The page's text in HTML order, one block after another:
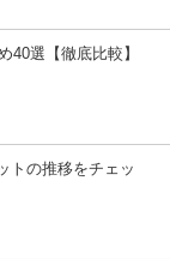
40選【徹底比較】
トの推移をチェッ